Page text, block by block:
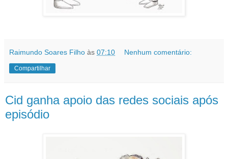
Raimundo Soares Filho às 07:10 Nenhum comentário:
Compartilhar
Cid ganha apoio das redes sociais após
episódio